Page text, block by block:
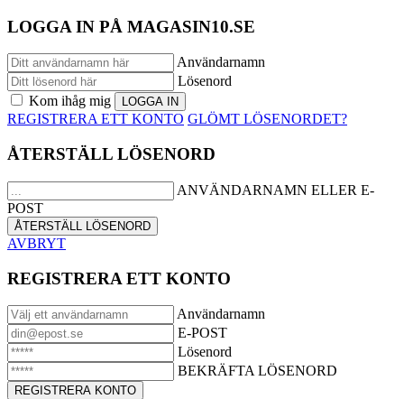
LOGGA IN PÅ MAGASIN10.SE
Användarnamn
Lösenord
Kom ihåg mig
REGISTRERA ETT KONTO GLÖMT LÖSENORDET?
ÅTERSTÄLL LÖSENORD
ANVÄNDARNAMN ELLER E-
POST
AVBRYT
REGISTRERA ETT KONTO
Användarnamn
E-POST
Lösenord
BEKRÄFTA LÖSENORD